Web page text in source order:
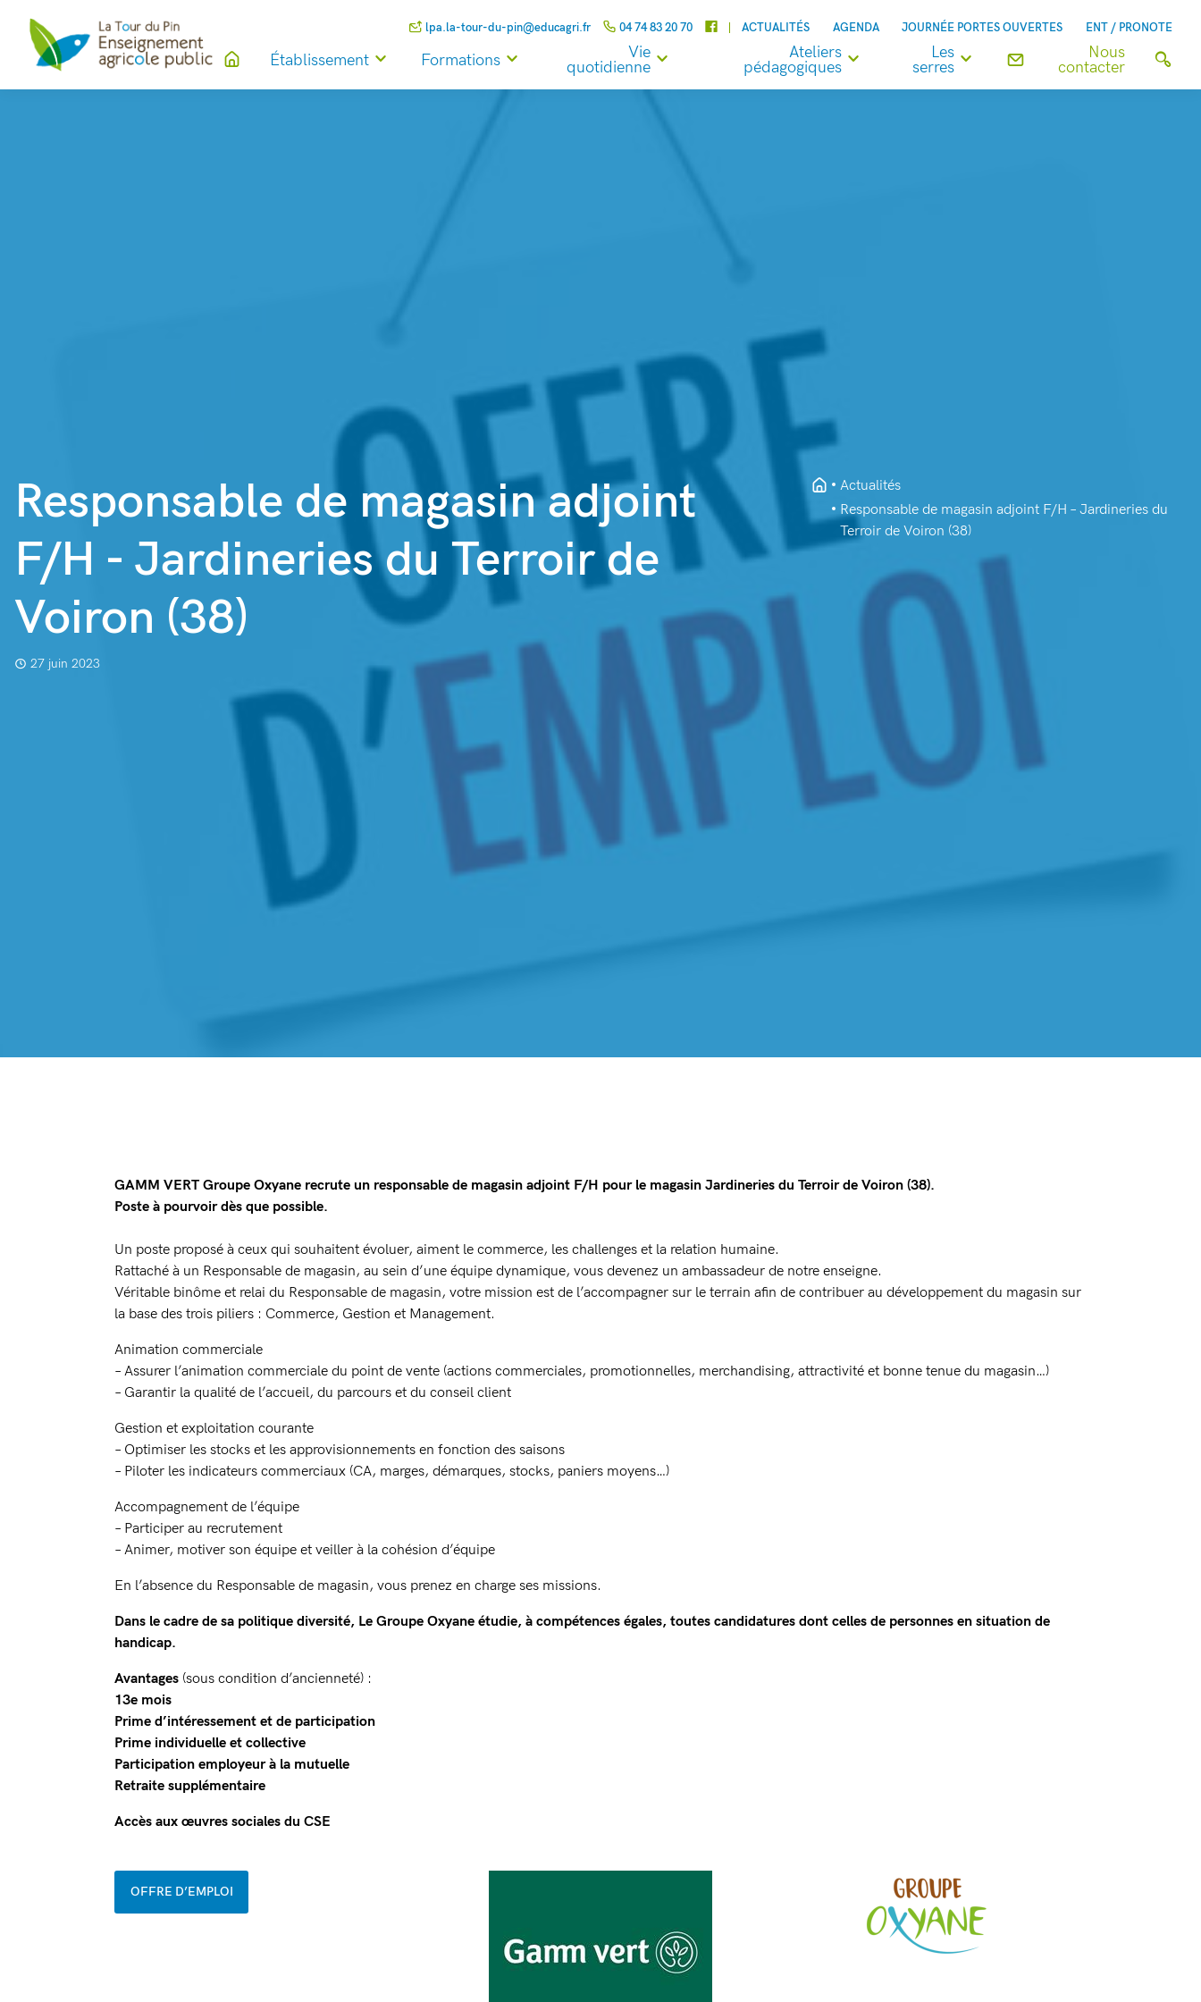
lpa.la-tour-du-pin@educagri.fr 04 74 83 20 70 ACTUALITÉS AGENDA JOURNÉE PORTES OUVERTES ENT / PRONOTE
Établissement Formations
Vie
quotidienne
Ateliers
pédagogiques
Les
serres
Nous
contacter
Responsable de magasin adjoint
F/H - Jardineries du Terroir de
Voiron (38)
Actualités
Responsable de magasin adjoint F/H – Jardineries du
Terroir de Voiron (38)
27 juin 2023
GAMM VERT Groupe Oxyane recrute un responsable de magasin adjoint F/H pour le magasin Jardineries du Terroir de Voiron (38).
Poste à pourvoir dès que possible.
Un poste proposé à ceux qui souhaitent évoluer, aiment le commerce, les challenges et la relation humaine.
Rattaché à un Responsable de magasin, au sein d’une équipe dynamique, vous devenez un ambassadeur de notre enseigne.
Véritable binôme et relai du Responsable de magasin, votre mission est de l’accompagner sur le terrain afin de contribuer au développement du magasin sur
la base des trois piliers : Commerce, Gestion et Management.
Animation commerciale
– Assurer l’animation commerciale du point de vente (actions commerciales, promotionnelles, merchandising, attractivité et bonne tenue du magasin…)
– Garantir la qualité de l’accueil, du parcours et du conseil client
Gestion et exploitation courante
– Optimiser les stocks et les approvisionnements en fonction des saisons
– Piloter les indicateurs commerciaux (CA, marges, démarques, stocks, paniers moyens…)
Accompagnement de l’équipe
– Participer au recrutement
– Animer, motiver son équipe et veiller à la cohésion d’équipe
En l’absence du Responsable de magasin, vous prenez en charge ses missions.
Dans le cadre de sa politique diversité, Le Groupe Oxyane étudie, à compétences égales, toutes candidatures dont celles de personnes en situation de
handicap.
Avantages (sous condition d’ancienneté) :
13e mois
Prime d’intéressement et de participation
Prime individuelle et collective
Participation employeur à la mutuelle
Retraite supplémentaire
Accès aux œuvres sociales du CSE
OFFRE D’EMPLOI